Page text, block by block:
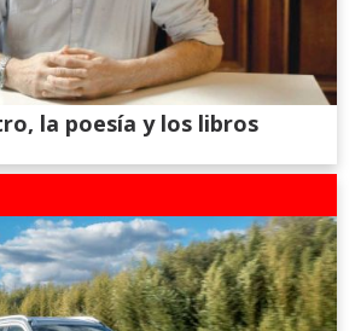
la poesía y los libros